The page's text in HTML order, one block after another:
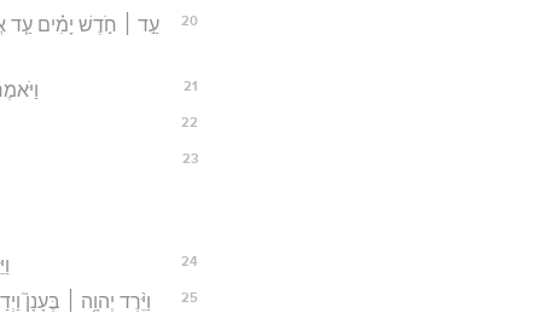
20
עַ֣ד ׀ חֹ֣דֶשׁ יָמִ֗ים עַ֤ד
21
22
23
24
25
וַיֵּ֨רֶד יְהוָ֥ה ׀ בֶּעָנָן֮